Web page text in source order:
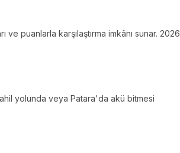
puanlarla karşılaştırma imkânı sunar. 2026
yolunda veya Patara'da akü bitmesi